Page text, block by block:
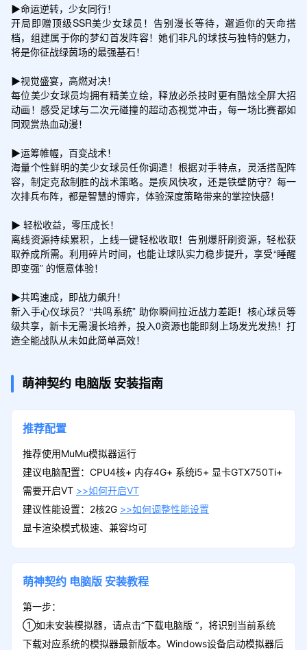
▶命运逆转，少女同行！
开局即赠顶级SSR美少女球员！告别漫长等待，邂逅你的天命搭
档，组建属于你的梦幻首发阵容！她们非凡的球技与独特的魅力，
将是你征战绿茵场的最强基石！
▶视觉盛宴，高燃对决！
每位美少女球员均拥有精美立绘，释放必杀技时更有酷炫全屏大招
动画！感受足球与二次元碰撞的超动态视觉冲击，每一场比赛都如
同观赏热血动漫！
▶运筹帷幄，百变战术！
海量个性鲜明的美少女球员任你调遣！根据对手特点，灵活搭配阵
容，制定克敌制胜的战术策略。是疾风快攻，还是铁壁防守？每一
次排兵布阵，都是智慧的博弈，体验深度策略带来的掌控快感！
▶ 轻松收益，零压成长！
离线资源持续累积，上线一键轻松收取！告别爆肝刷资源，轻松获
取养成所需。利用碎片时间，也能让球队实力稳步提升，享受“睡醒
即变强” 的惬意体验！
▶共鸣速成，即战力飙升！
新入手心仪球员？“共鸣系统” 助你瞬间拉近战力差距！核心球员等
级共享，新卡无需漫长培养，投入0资源也能即刻上场发光发热！打
造全能战队从未如此简单高效！
萌神契约 电脑版 安装指南
推荐配置
推荐使用MuMu模拟器运行
建议电脑配置：CPU4核+ 内存4G+ 系统i5+ 显卡GTX750Ti+
需要开启VT >>如何开启VT
建议性能设置：2核2G >>如何调整性能设置
显卡渲染模式极速、兼容均可
萌神契约 电脑版 安装教程
第一步：
①如未安装模拟器，请点击“下载电脑版 ”，将识别当前系统
下载对应系统的模拟器最新版本。Windows设备启动模拟器后